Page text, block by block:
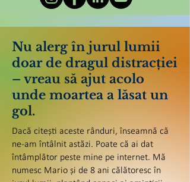
Nu alerg în jurul lumii
doar de dragul distracției
– vreau să ajut acolo
unde moartea a lăsat un
gol.
Dacă citești aceste rânduri, înseamnă că
ne-am întâlnit astăzi. Poate că ai dat
întâmplător peste mine pe internet. Mă
numesc Mario și de 8 ani călătoresc în